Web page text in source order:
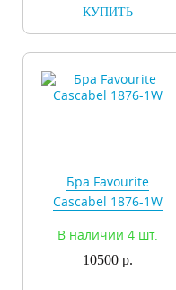
КУПИТЬ
Бра Favourite
Cascabel 1876-1W
В наличии 4 шт.
10500 р.